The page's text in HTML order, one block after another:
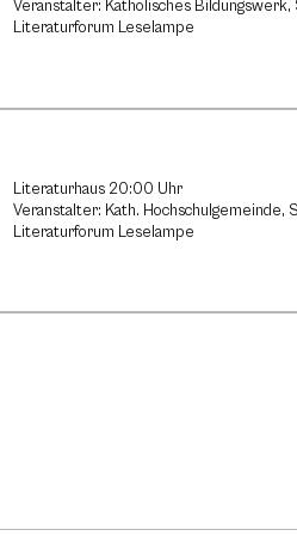
Veranstalter: Katholisches Bildungswerk,
Literaturforum Leselampe
Literaturhaus 20:00 Uhr
Veranstalter: Kath. Hochschulgemeinde,
Literaturforum Leselampe